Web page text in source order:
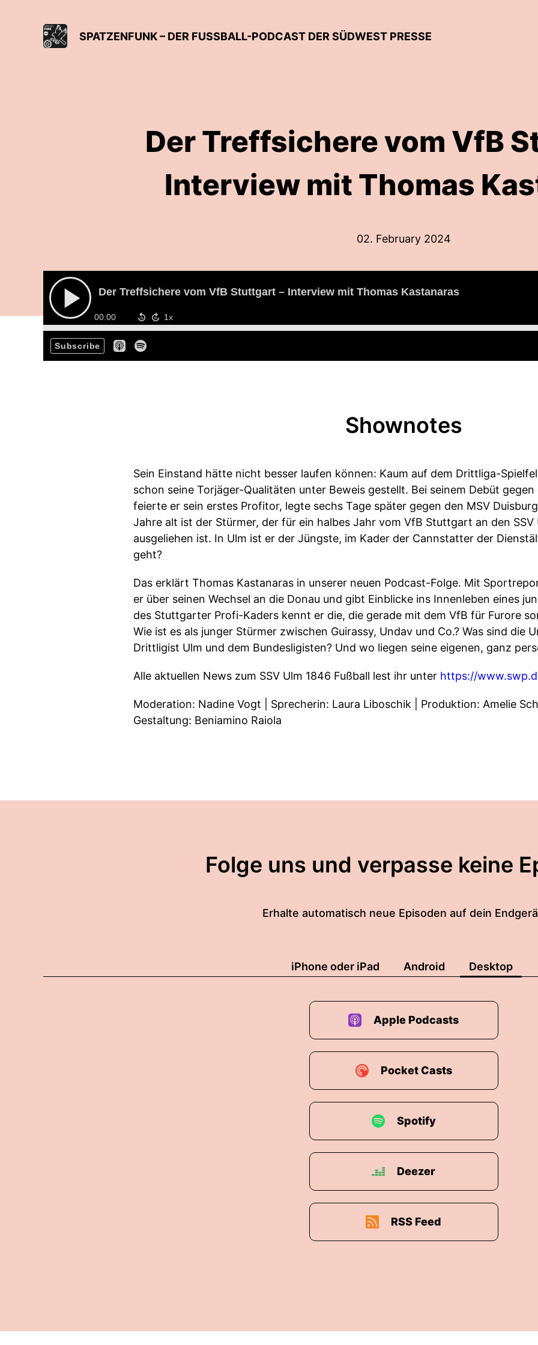
SPATZENFUNK – DER FUSSBALL-PODCAST DER SÜDWEST PRESSE
Der Treffsichere vom VfB
Interview mit Thomas
02. February 2024
Der Treffsichere vom VfB Stuttgart – Interview mit Thomas Kastanaras
00:00
Subscribe
Shownotes
Sein Einstand hätte nicht besser laufen können: Kaum auf dem Drittliga-
schon seine Torjäger-Qualitäten unter Beweis gestellt. Bei seinem Debüt
feierte er sein erstes Profitor, legte sechs Tage später gegen den MSV
Jahre alt ist der Stürmer, der für ein halbes Jahr vom VfB Stuttgart an den SSV
ausgeliehen ist. In Ulm ist er der Jüngste, im Kader der Cannstatter der
geht?
Das erklärt Thomas Kastanaras in unserer neuen Podcast-Folge. Mit
er über seinen Wechsel an die Donau und gibt Einblicke ins Innenleben eines
des Stuttgarter Profi-Kaders kennt er die, die gerade mit dem VfB für Furore
Wie ist es als junger Stürmer zwischen Guirassy, Undav und Co.? Was sind die
Drittligist Ulm und dem Bundesligisten? Und wo liegen seine eigenen, ganz
Alle aktuellen News zum SSV Ulm 1846 Fußball lest ihr unter https://
Moderation: Nadine Vogt | Sprecherin: Laura Liboschik | Produktion: Amelie
Gestaltung: Beniamino Raiola
Folge uns und verpasse keine
Erhalte automatisch neue Episoden auf dein
iPhone oder iPad Android Desktop
Apple Podcasts
Pocket Casts
Spotify
Deezer
RSS Feed